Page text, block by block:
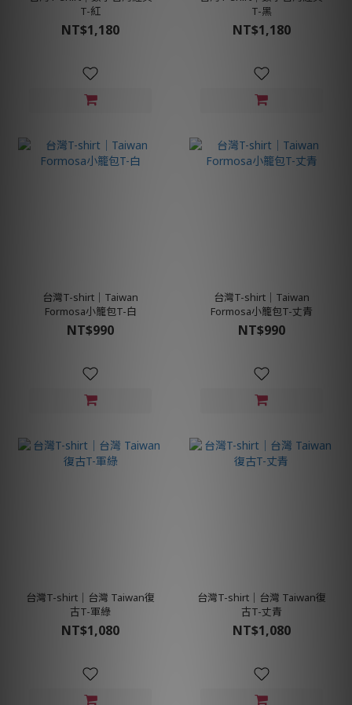
T-紅
NT$1,180
T-黑
NT$1,180
台灣T-shirt│Taiwan
Formosa小籠包T-白
NT$990
台灣T-shirt│Taiwan
Formosa小籠包T-丈青
NT$990
台灣T-shirt│台灣 Taiwan復
古T-軍綠
NT$1,080
台灣T-shirt│台灣 Taiwan復
古T-丈青
NT$1,080